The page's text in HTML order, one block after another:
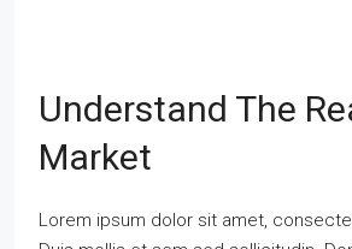
Understand The
Market
Lorem ipsum dolor sit amet,